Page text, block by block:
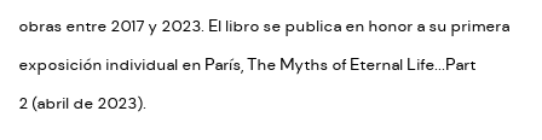
obras entre 2017 y 2023. El libro se publica en honor a su primera
exposición individual en París, The Myths of Eternal Life...Part
2 (abril de 2023).